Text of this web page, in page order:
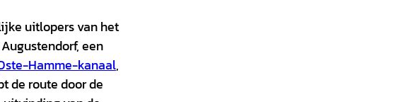
uitlopers van het
een
Hamme-kanaal,
de route door de